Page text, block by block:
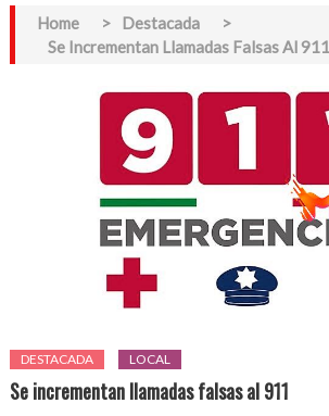
Home > Destacada
>
Se Incrementan Llamadas Falsas Al 911
DESTACADA LOCAL
Se incrementan llamadas falsas al 911